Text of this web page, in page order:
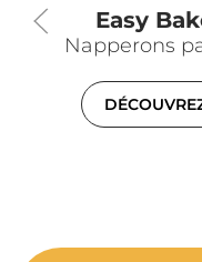
Easy
Napperons